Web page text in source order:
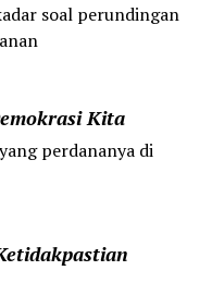
soal perundingan
Kita
perdananya di